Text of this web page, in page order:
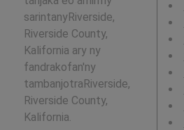
sarintanyRiverside,
Riverside County,
Kalifornia ary ny
fandrakofan'ny
tambanjotraRiverside,
Riverside County,
Kalifornia.